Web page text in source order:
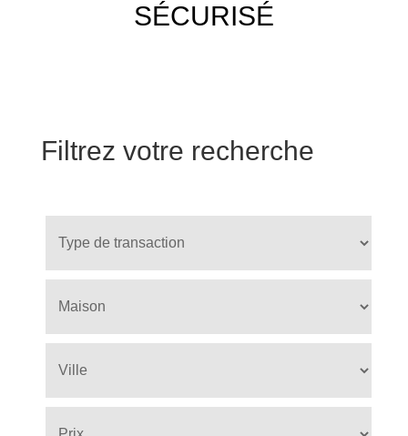
SÉCURISÉ
Filtrez votre recherche